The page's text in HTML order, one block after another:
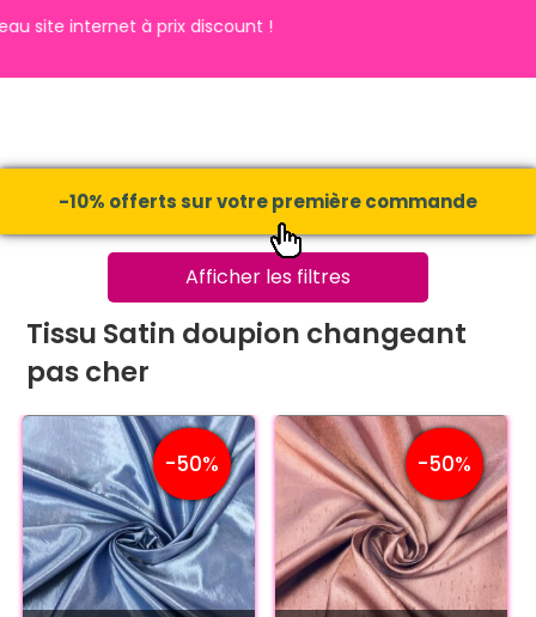
internet à prix discount !
-10% offerts sur votre première commande
Afficher les filtres
Tissu Satin doupion changeant
pas cher
-50% -50%